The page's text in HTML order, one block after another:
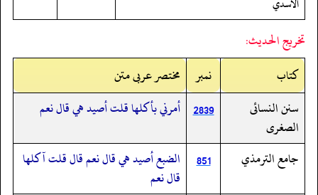
تخريج الحديث:
کتاب
نمبر
مختصر عربی متن
سنن النسائى
الصغرى
2839 أمرني بأكلها قلت أصيد هي قال نعم
جامع الترمذي 851
الضبع أصيد هي قال نعم قال قلت آكلها
قال نعم